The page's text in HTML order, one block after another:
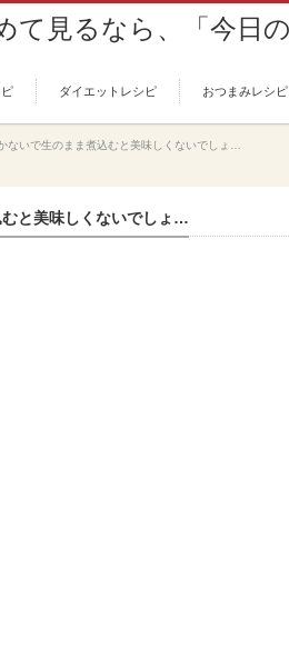
ダイエットレシピ おつまみレシピ
ないで生のまま煮込むと美味しくないでしょ…
と美味しくないでしょ…